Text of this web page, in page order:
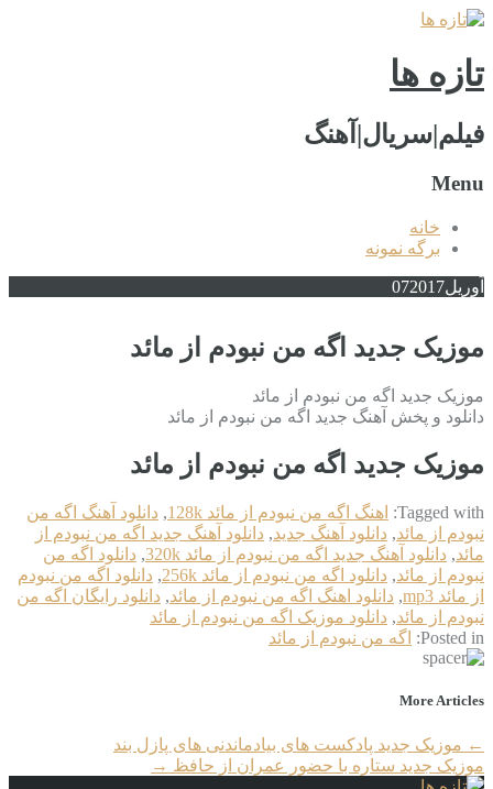
تازه ها
فیلم|سریال|آهنگ
Menu
خانه
برگه نمونه
آوریل 072017
موزیک جدید اگه من نبودم از مائد
موزیک جدید اگه من نبودم از مائد
دانلود و پخش آهنگ جدید اگه من نبودم از مائد
موزیک جدید اگه من نبودم از مائد
Tagged with: اهنگ اگه من نبودم از مائد 128k , دانلود آهنگ اگه من
نبودم از مائد, دانلود آهنگ جدید, دانلود آهنگ جدید اگه من نبودم از
مائد, دانلود آهنگ جدید اگه من نبودم از مائد 320k , دانلود اگه من
نبودم از مائد, دانلود اگه من نبودم از مائد 256k , دانلود اگه من نبودم
از مائد mp3
, دانلود اهنگ اگه من نبودم از مائد, دانلود رایگان اگه من
نبودم از مائد, دانلود موزیک اگه من نبودم از مائد
Posted in:
اگه من نبودم از مائد
More Articles
← موزیک جدید پادکست های بیادماندنی های پازل بند
موزیک جدید ستاره با حضور عمران از حافظ →